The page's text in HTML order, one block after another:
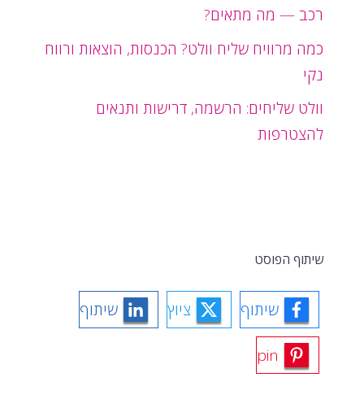
רכב — מה מתאים?
כמה מרוויח שליח וולט? הכנסות, הוצאות ורווח
נקי
וולט שליחים: הרשמה, דרישות ותנאים
להצטרפות
שיתוף הפוסט
שיתוף ציוץ שיתוף
pin